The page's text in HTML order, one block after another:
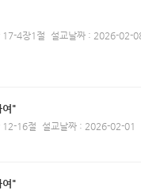
17-4장1절
설교날짜 : 2026-02-
여"
12-16절 설교날짜 : 2026-02-01
여"